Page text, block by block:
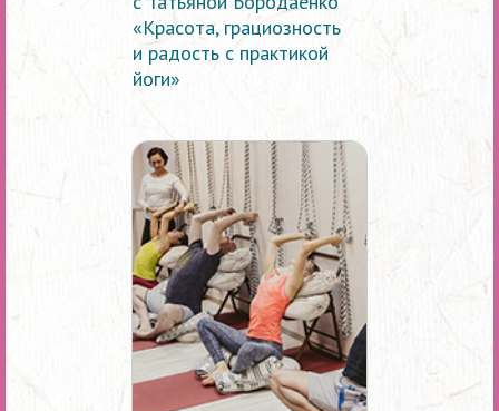
«Красота, грациозность
и радость с практикой
йоги»